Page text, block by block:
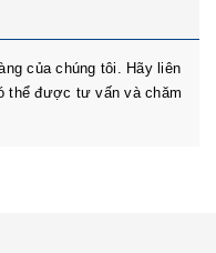
của chúng tôi. Hãy liên
thể được tư vấn và chăm